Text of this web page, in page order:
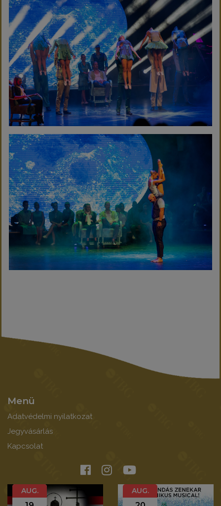
Menü
Adatvédelmi nyilatkozat
Jegyvásárlás
Kapcsolat
AUG. AUG.